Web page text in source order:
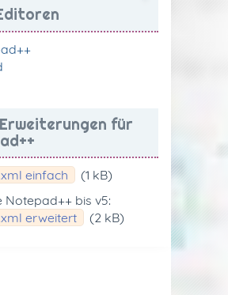
für
einfach
(1 kB)
Notepad++ bis v5:
erweitert
(2 kB)